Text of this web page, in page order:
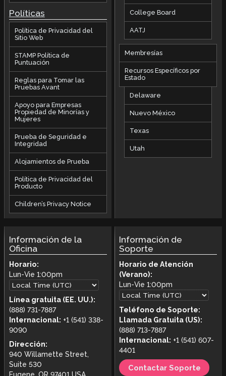
Políticas
Política de Privacidad del
Sitio Web
STAMP Política de
Puntuación
Reglas para Tomar las
Pruebas Avant
Apoyo para Empresas
Propiedad de Minorías y
Mujeres
Prueba de Seguridad e
Integridad
Alojamientos de Prueba
Política de Privacidad del
Producto
Children’s Privacy Notice
College Board
AATJ
Membresías
Recursos Específicos por
Estado
Delaware
Nuevo México
Texas
Utah
Información de la
Oficina
Horario:
Lun-Vie 1:00pm
Línea gratuita (EE. UU.):
(888) 731-7887
Internacional: +1 (541) 338-
9090
Dirección:
940 Willamette Street,
Suite 530
Información de
Soporte
Horario de Atención
(Verano):
Lun-Vie1:00pm
Teléfono de Soporte:
Llamada Gratuita (US):
(888) 713-7887
Internacional: +1 (541) 607-
4401
Contactar Soporte